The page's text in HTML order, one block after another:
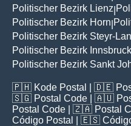
Politischer Bezirk Lienz
Politischer Bezirk Horn
Politischer Bezirk Steyr-
Politischer Bezirk
Politischer Bezirk Sankt
🇵🇭 Kode Postal | 🇩🇪
🇸🇬 Postal Code | 🇦🇺
Postal Code | 🇿🇦 Postal
Código Postal
| 🇪🇸